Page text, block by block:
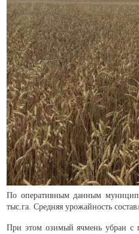
По оперативным данным
тыс.га. Средняя урожайность
При этом озимый ячмень убран с